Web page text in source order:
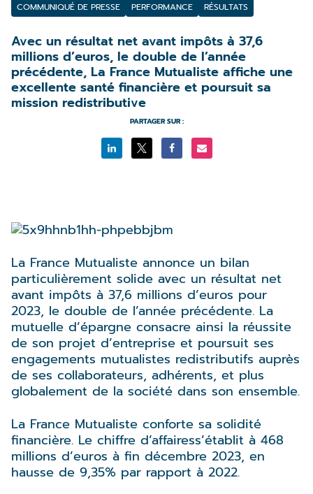
COMMUNIQUÉ DE PRESSE PERFORMANCE RÉSULTATS
Avec un résultat net avant impôts à 37,6
millions d’euros, le double de l’année
précédente, La France Mutualiste affiche une
excellente santé financière et poursuit sa
mission redistributive
PARTAGER SUR :
La France Mutualiste annonce un bilan
particulièrement solide avec un résultat net
avant impôts à 37,6 millions d’euros pour
2023, le double de l’année précédente. La
mutuelle d’épargne consacre ainsi la réussite
de son projet d’entreprise et poursuit ses
engagements mutualistes redistributifs auprès
de ses collaborateurs, adhérents, et plus
globalement de la société dans son ensemble.
La France Mutualiste conforte sa solidité
financière. Le chiffre d’affairess’établit à 468
millions d’euros à fin décembre 2023, en
hausse de 9,35% par rapport à 2022.